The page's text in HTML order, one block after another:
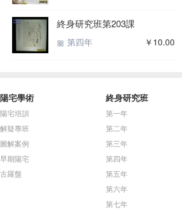
終身研究班第203課
第四年 ￥10.00
陽宅學術
陽宅培訓
解疑專班
圖解案例
早期陽宅
古羅盤
終身研究班
第一年
第二年
第三年
第四年
第五年
第六年
第七年